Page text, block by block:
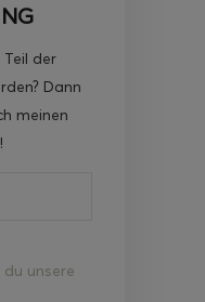
der
Dann
meinen
unsere